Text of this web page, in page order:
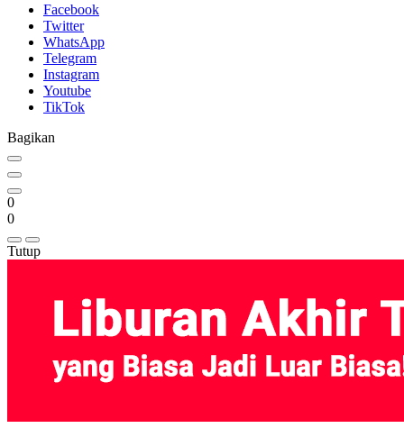
Facebook
Twitter
WhatsApp
Telegram
Instagram
Youtube
TikTok
Bagikan
0
0
Tutup